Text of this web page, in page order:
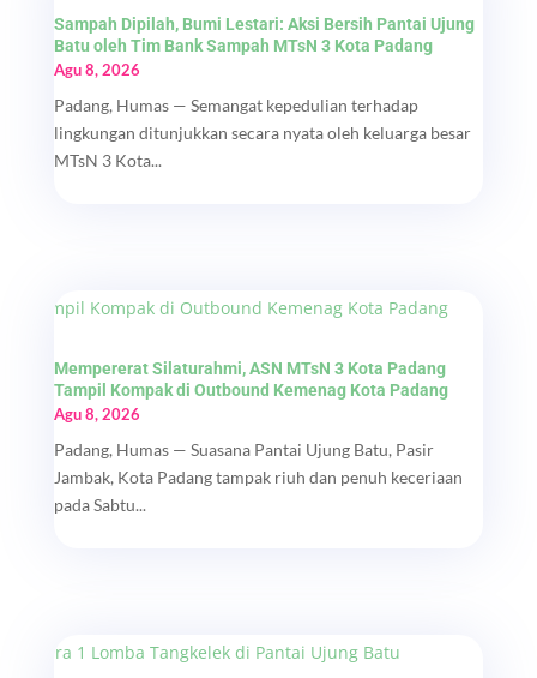
Sampah Dipilah, Bumi Lestari: Aksi Bersih Pantai Ujung
Batu oleh Tim Bank Sampah MTsN 3 Kota Padang
Agu 8, 2026
Padang, Humas — Semangat kepedulian terhadap
lingkungan ditunjukkan secara nyata oleh keluarga besar
MTsN 3 Kota...
Mempererat Silaturahmi, ASN MTsN 3 Kota Padang
Tampil Kompak di Outbound Kemenag Kota Padang
Agu 8, 2026
Padang, Humas — Suasana Pantai Ujung Batu, Pasir
Jambak, Kota Padang tampak riuh dan penuh keceriaan
pada Sabtu...